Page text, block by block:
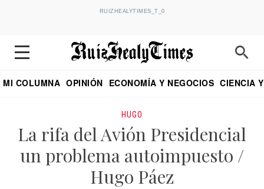
RUIZHEALYTIMES_T_0
MI COLUMNA OPINIÓN ECONOMÍA Y NEGOCIOS CIENCIA
HUGO
La rifa del Avión Presidencial
un problema autoimpuesto /
Hugo Páez